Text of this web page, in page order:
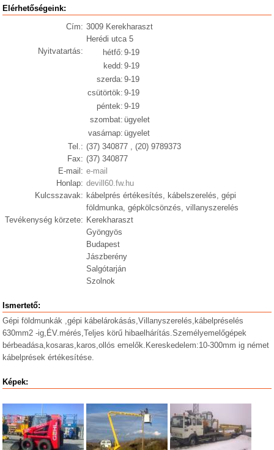
Elérhetőségeink:
Cím: 3009 Kerekharaszt
Herédi utca 5
Nyitvatartás:
hétfő: 9-19
kedd: 9-19
szerda: 9-19
csütörtök: 9-19
péntek: 9-19
szombat: ügyelet
vasárnap: ügyelet
Tel.: (37) 340877 , (20) 9789373
Fax: (37) 340877
E-mail: e-mail
Honlap: devill60.fw.hu
Kulcsszavak: kábelprés értékesítés, kábelszerelés, gépi
földmunka, gépkölcsönzés, villanyszerelés
Tevékenység körzete: Kerekharaszt
Gyöngyös
Budapest
Jászberény
Salgótarján
Szolnok
Ismertető:
Gépi földmunkák ,gépi kábelárokásás,Villanyszerelés,kábelpréselés
630mm2 -ig,ÉV.mérés,Teljes körű hibaelhárítás.Személyemelőgépek
bérbeadása,kosaras,karos,ollós emelők.Kereskedelem:10-300mm ig német
kábelprések értékesítése.
Képek: